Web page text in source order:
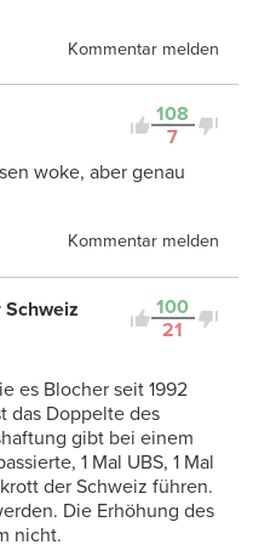
Kommentar melden
108
7
woke, aber genau
Kommentar melden
100
21
es Blocher seit 1992
das Doppelte des
gibt bei einem
1 Mal UBS, 1 Mal
der Schweiz führen.
Die Erhöhung des
nicht.